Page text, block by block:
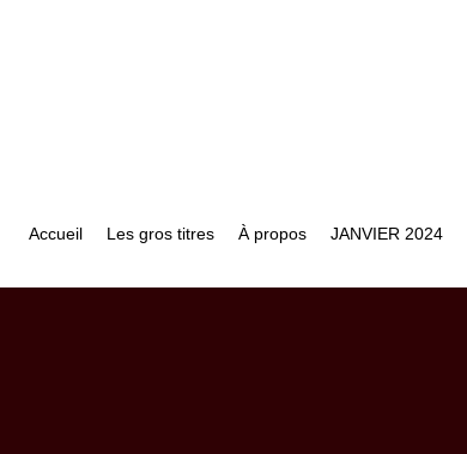
Accueil Les gros titres À propos JANVIER 2024